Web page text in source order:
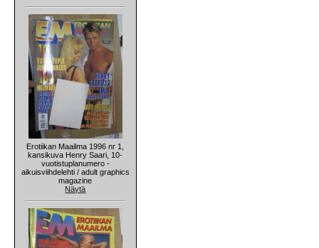
Erotiikan Maailma 1996 nr 1,
kansikuva Henry Saari, 10-
vuotistuplanumero -
aikuisviihdelehti / adult graphics
magazine
Näytä